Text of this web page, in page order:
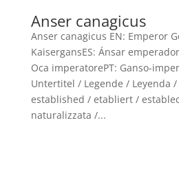
Anser canagicus
Anser canagicus EN: Emperor
KaisergansES: Ánsar
Oca imperatorePT: Ganso-
Untertitel / Legende / Leyenda
established / etabliert /
naturalizzata /...